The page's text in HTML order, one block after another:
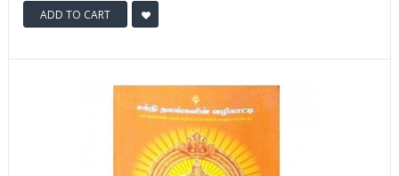
ADD TO CART